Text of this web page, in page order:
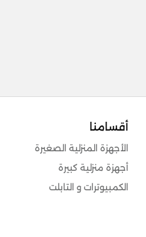
أقسامنا
الأجهزة المنزلية الصغيرة
أجهزة منزلية كبيرة
الكمبيوترات و التابلت